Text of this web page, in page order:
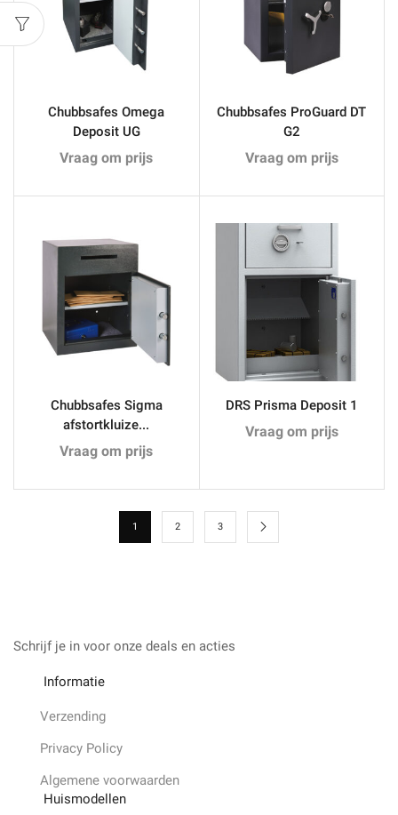
Chubbsafes Omega
Deposit UG
Vraag om prijs
Chubbsafes ProGuard DT
G2
Vraag om prijs
Chubbsafes Sigma
afstortkluize...
Vraag om prijs
DRS Prisma Deposit 1
Vraag om prijs
1 2 3
Schrijf je in voor onze deals en acties
Informatie
Verzending
Privacy Policy
Algemene voorwaarden
Huismodellen